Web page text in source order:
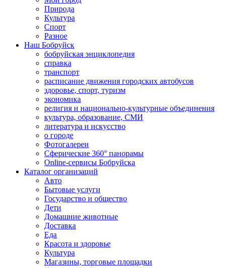
Природа
Культура
Спорт
Разное
Наш Бобруйск
бобруйская энциклопедия
справка
транспорт
расписание движения городских автобусов
здоровье, спорт, туризм
экономика
религия и национально-культурные объединения
культура, образование, СМИ
литература и искусство
о городе
Фотогалереи
Сферические 360° панорамы
Online-сервисы Бобруйска
Каталог организаций
Авто
Бытовые услуги
Государство и общество
Дети
Домашние животные
Доставка
Еда
Красота и здоровье
Культура
Магазины, торговые площадки